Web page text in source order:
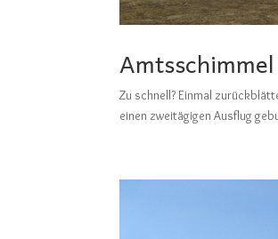
Zu schnell? Einmal
einen zweitägigen Ausflug